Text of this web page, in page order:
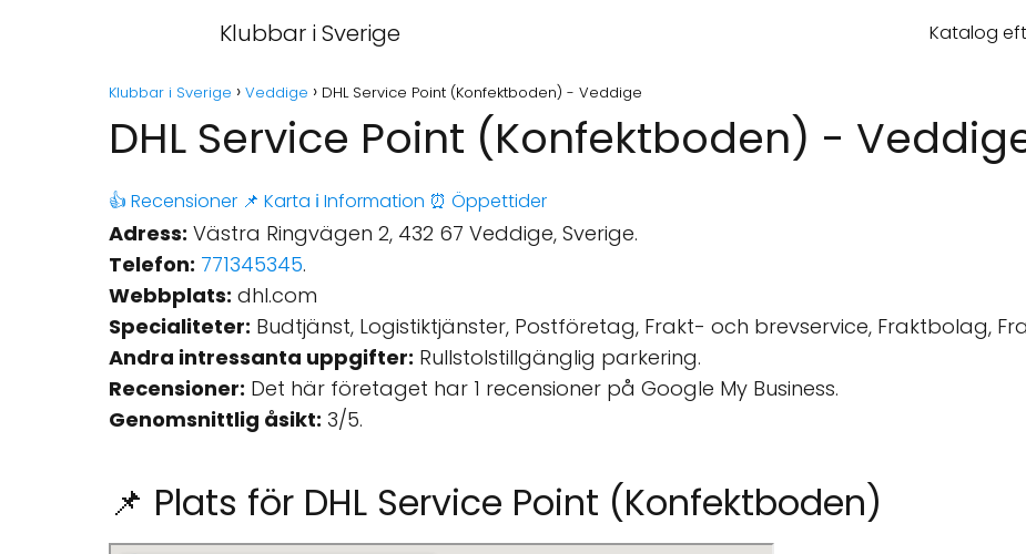
Klubbar i Sverige Katalog
Klubbar i Sverige Veddige DHL Service Point (Konfektboden) - Veddige
DHL Service Point (Konfektboden) -
👍 Recensioner 📌 Karta ℹ️ Information ⏰ Öppettider
Adress: Västra Ringvägen 2, 432 67 Veddige, Sverige.
Telefon: 771345345.
Webbplats: dhl.com
Specialiteter: Budtjänst, Logistiktjänster, Postföretag, Frakt- och brevservice, Fraktbolag,
Andra intressanta uppgifter: Rullstolstillgänglig parkering.
Recensioner: Det här företaget har 1 recensioner på Google My Business.
Genomsnittlig åsikt: 3/5.
📌 Plats för DHL Service Point (Konfektboden)